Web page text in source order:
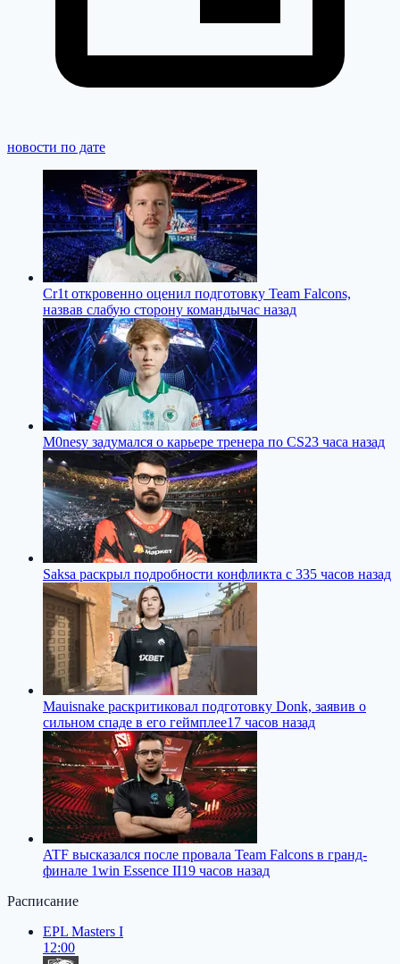
новости по дате
Cr1t откровенно оценил подготовку Team Falcons,
назвав слабую сторону командычас назад
M0nesy задумался о карьере тренера по CS23 часа назад
Saksa раскрыл подробности конфликта с 335 часов назад
Mauisnake раскритиковал подготовку Donk, заявив о
сильном спаде в его геймплее17 часов назад
ATF высказался после провала Team Falcons в гранд-
финале 1win Essence II19 часов назад
Расписание
EPL Masters I
12:00